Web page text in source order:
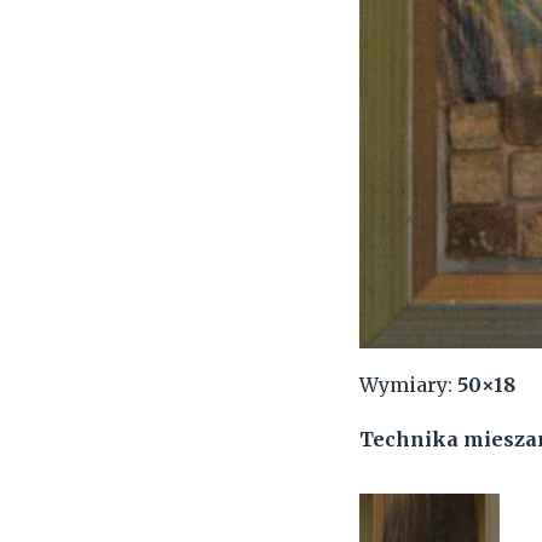
Wymiary: 50×18
Technika